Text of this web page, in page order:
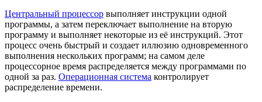
Центральный процессор выполняет инструкции одной
программы, а затем переключает выполнение на вторую
программу и выполняет некоторые из её инструкций. Этот
процесс очень быстрый и создает иллюзию одновременного
выполнения нескольких программ; на самом деле
процессорное время распределяется между программами по
одной за раз. Операционная система контролирует
распределение времени.